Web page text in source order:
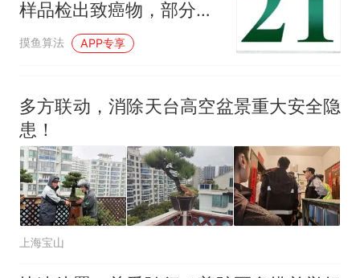
样品检出致癌物，部分超
标1000倍，成分堪比502
摸鱼算法 APP专享
多方联动，消除天台高空盆景重大安全隐
患！
上海宝山